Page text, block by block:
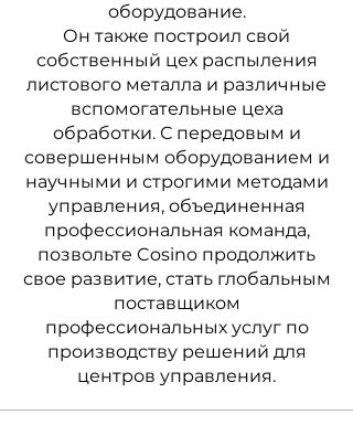
оборудование.
Он также построил свой
собственный цех распыления
листового металла и различные
вспомогательные цеха
обработки. С передовым и
совершенным оборудованием и
научными и строгими методами
управления, объединенная
профессиональная команда,
позвольте Cosino продолжить
свое развитие, стать глобальным
поставщиком
профессиональных услуг по
производству решений для
центров управления.